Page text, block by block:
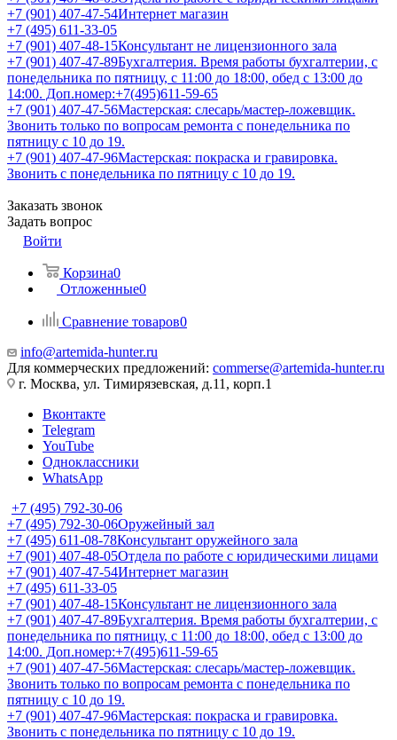
+7 (901) 407-47-54Интернет магазин
+7 (495) 611-33-05
+7 (901) 407-48-15Консультант не лицензионного зала
+7 (901) 407-47-89Бухгалтерия. Время работы бухгалтерии, с
понедельника по пятницу, с 11:00 до 18:00, обед с 13:00 до
14:00. Доп.номер:+7(495)611-59-65
+7 (901) 407-47-56Мастерская: слесарь/мастер-ложевщик.
Звонить только по вопросам ремонта с понедельника по
пятницу с 10 до 19.
+7 (901) 407-47-96Мастерская: покраска и гравировка.
Звонить с понедельника по пятницу с 10 до 19.
Заказать звонок
Задать вопрос
Войти
Корзина0
Отложенные0
Сравнение товаров0
info@artemida-hunter.ru
Для коммерческих предложений: commerse@artemida-hunter.ru
г. Москва, ул. Тимирязевская, д.11, корп.1
Вконтакте
Telegram
YouTube
Одноклассники
WhatsApp
+7 (495) 792-30-06
+7 (495) 792-30-06Оружейный зал
+7 (495) 611-08-78Консультант оружейного зала
+7 (901) 407-48-05Отдела по работе с юридическими лицами
+7 (901) 407-47-54Интернет магазин
+7 (495) 611-33-05
+7 (901) 407-48-15Консультант не лицензионного зала
+7 (901) 407-47-89Бухгалтерия. Время работы бухгалтерии, с
понедельника по пятницу, с 11:00 до 18:00, обед с 13:00 до
14:00. Доп.номер:+7(495)611-59-65
+7 (901) 407-47-56Мастерская: слесарь/мастер-ложевщик.
Звонить только по вопросам ремонта с понедельника по
пятницу с 10 до 19.
+7 (901) 407-47-96Мастерская: покраска и гравировка.
Звонить с понедельника по пятницу с 10 до 19.